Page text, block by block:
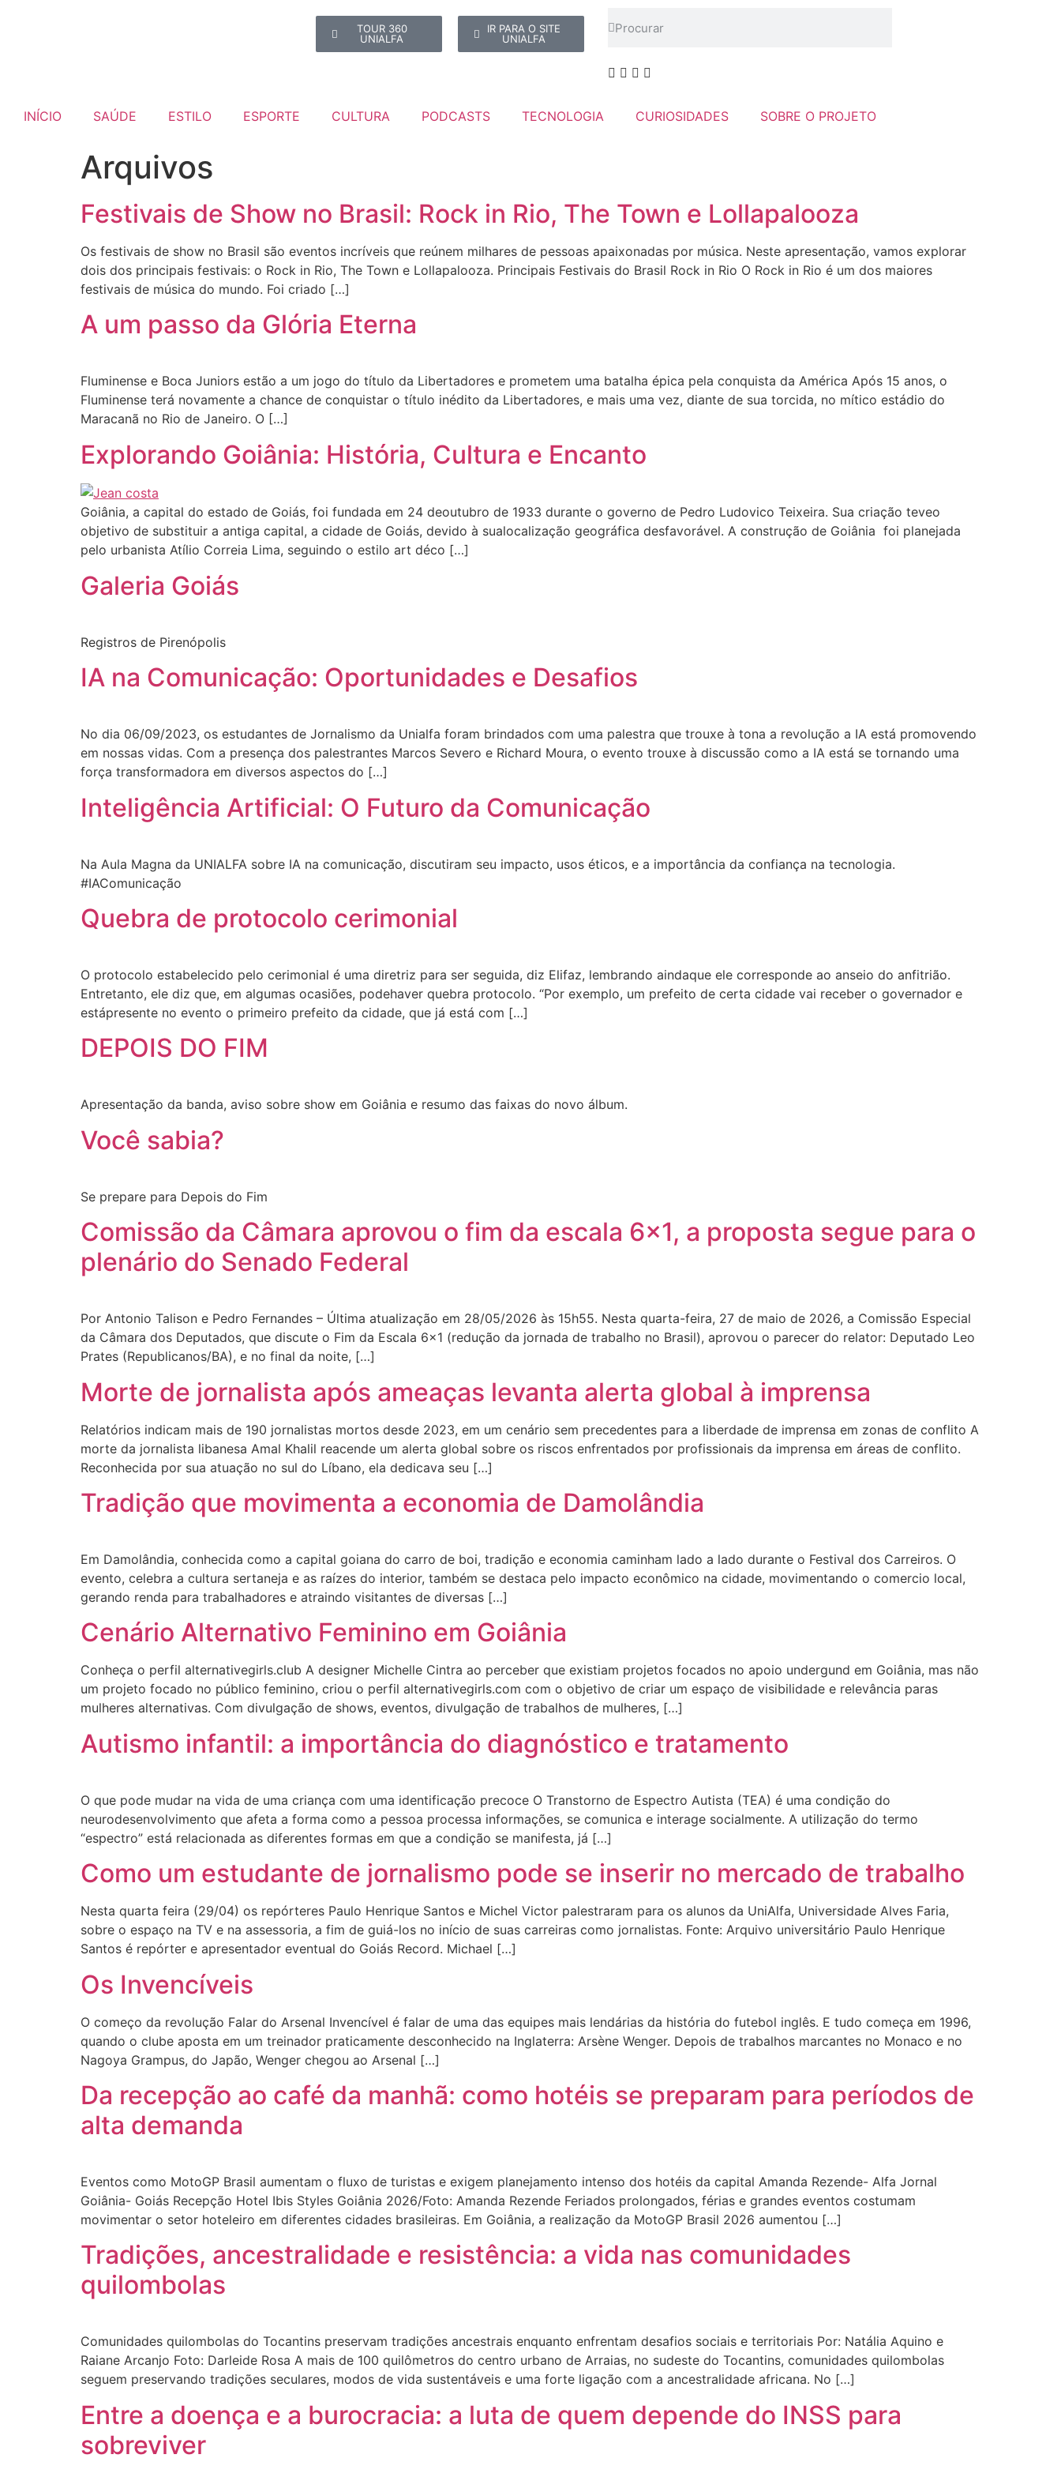
TOUR 360
UNIALFA
IR PARA O SITE
UNIALFA
INÍCIO SAÚDE ESTILO ESPORTE CULTURA PODCASTS TECNOLOGIA CURIOSIDADES SOBRE O PROJETO
Arquivos
Festivais de Show no Brasil: Rock in Rio, The Town e Lollapalooza
Os festivais de show no Brasil são eventos incríveis que reúnem milhares de pessoas apaixonadas por música. Neste apresentação, vamos explorar
dois dos principais festivais: o Rock in Rio, The Town e Lollapalooza. Principais Festivais do Brasil Rock in Rio O Rock in Rio é um dos maiores
festivais de música do mundo. Foi criado […]
A um passo da Glória Eterna
Fluminense e Boca Juniors estão a um jogo do título da Libertadores e prometem uma batalha épica pela conquista da América Após 15 anos, o
Fluminense terá novamente a chance de conquistar o título inédito da Libertadores, e mais uma vez, diante de sua torcida, no mítico estádio do
Maracanã no Rio de Janeiro. O […]
Explorando Goiânia: História, Cultura e Encanto
Goiânia, a capital do estado de Goiás, foi fundada em 24 deoutubro de 1933 durante o governo de Pedro Ludovico Teixeira. Sua criação teveo
objetivo de substituir a antiga capital, a cidade de Goiás, devido à sualocalização geográfica desfavorável. A construção de Goiânia foi planejada
pelo urbanista Atílio Correia Lima, seguindo o estilo art déco […]
Galeria Goiás
Registros de Pirenópolis
IA na Comunicação: Oportunidades e Desafios
No dia 06/09/2023, os estudantes de Jornalismo da Unialfa foram brindados com uma palestra que trouxe à tona a revolução a IA está promovendo
em nossas vidas. Com a presença dos palestrantes Marcos Severo e Richard Moura, o evento trouxe à discussão como a IA está se tornando uma
força transformadora em diversos aspectos do […]
Inteligência Artificial: O Futuro da Comunicação
Na Aula Magna da UNIALFA sobre IA na comunicação, discutiram seu impacto, usos éticos, e a importância da confiança na tecnologia.
#IAComunicação
Quebra de protocolo cerimonial
O protocolo estabelecido pelo cerimonial é uma diretriz para ser seguida, diz Elifaz, lembrando aindaque ele corresponde ao anseio do anfitrião.
Entretanto, ele diz que, em algumas ocasiões, podehaver quebra protocolo. “Por exemplo, um prefeito de certa cidade vai receber o governador e
estápresente no evento o primeiro prefeito da cidade, que já está com […]
DEPOIS DO FIM
Apresentação da banda, aviso sobre show em Goiânia e resumo das faixas do novo álbum.
Você sabia?
Se prepare para Depois do Fim
Comissão da Câmara aprovou o fim da escala 6×1, a proposta segue para o
plenário do Senado Federal
Por Antonio Talison e Pedro Fernandes – Última atualização em 28/05/2026 às 15h55. Nesta quarta-feira, 27 de maio de 2026, a Comissão Especial
da Câmara dos Deputados, que discute o Fim da Escala 6×1 (redução da jornada de trabalho no Brasil), aprovou o parecer do relator: Deputado Leo
Prates (Republicanos/BA), e no final da noite, […]
Morte de jornalista após ameaças levanta alerta global à imprensa
Relatórios indicam mais de 190 jornalistas mortos desde 2023, em um cenário sem precedentes para a liberdade de imprensa em zonas de conflito A
morte da jornalista libanesa Amal Khalil reacende um alerta global sobre os riscos enfrentados por profissionais da imprensa em áreas de conflito.
Reconhecida por sua atuação no sul do Líbano, ela dedicava seu […]
Tradição que movimenta a economia de Damolândia
Em Damolândia, conhecida como a capital goiana do carro de boi, tradição e economia caminham lado a lado durante o Festival dos Carreiros. O
evento, celebra a cultura sertaneja e as raízes do interior, também se destaca pelo impacto econômico na cidade, movimentando o comercio local,
gerando renda para trabalhadores e atraindo visitantes de diversas […]
Cenário Alternativo Feminino em Goiânia
Conheça o perfil alternativegirls.club A designer Michelle Cintra ao perceber que existiam projetos focados no apoio undergund em Goiânia, mas não
um projeto focado no público feminino, criou o perfil alternativegirls.com com o objetivo de criar um espaço de visibilidade e relevância paras
mulheres alternativas. Com divulgação de shows, eventos, divulgação de trabalhos de mulheres, […]
Autismo infantil: a importância do diagnóstico e tratamento
O que pode mudar na vida de uma criança com uma identificação precoce O Transtorno de Espectro Autista (TEA) é uma condição do
neurodesenvolvimento que afeta a forma como a pessoa processa informações, se comunica e interage socialmente. A utilização do termo
“espectro” está relacionada as diferentes formas em que a condição se manifesta, já […]
Como um estudante de jornalismo pode se inserir no mercado de trabalho
Nesta quarta feira (29/04) os repórteres Paulo Henrique Santos e Michel Victor palestraram para os alunos da UniAlfa, Universidade Alves Faria,
sobre o espaço na TV e na assessoria, a fim de guiá-los no início de suas carreiras como jornalistas. Fonte: Arquivo universitário Paulo Henrique
Santos é repórter e apresentador eventual do Goiás Record. Michael […]
Os Invencíveis
O começo da revolução Falar do Arsenal Invencível é falar de uma das equipes mais lendárias da história do futebol inglês. E tudo começa em 1996,
quando o clube aposta em um treinador praticamente desconhecido na Inglaterra: Arsène Wenger. Depois de trabalhos marcantes no Monaco e no
Nagoya Grampus, do Japão, Wenger chegou ao Arsenal […]
Da recepção ao café da manhã: como hotéis se preparam para períodos de
alta demanda
Eventos como MotoGP Brasil aumentam o fluxo de turistas e exigem planejamento intenso dos hotéis da capital Amanda Rezende- Alfa Jornal
Goiânia- Goiás Recepção Hotel Ibis Styles Goiânia 2026/Foto: Amanda Rezende Feriados prolongados, férias e grandes eventos costumam
movimentar o setor hoteleiro em diferentes cidades brasileiras. Em Goiânia, a realização da MotoGP Brasil 2026 aumentou […]
Tradições, ancestralidade e resistência: a vida nas comunidades
quilombolas
Comunidades quilombolas do Tocantins preservam tradições ancestrais enquanto enfrentam desafios sociais e territoriais Por: Natália Aquino e
Raiane Arcanjo Foto: Darleide Rosa A mais de 100 quilômetros do centro urbano de Arraias, no sudeste do Tocantins, comunidades quilombolas
seguem preservando tradições seculares, modos de vida sustentáveis e uma forte ligação com a ancestralidade africana. No […]
Entre a doença e a burocracia: a luta de quem depende do INSS para
sobreviver